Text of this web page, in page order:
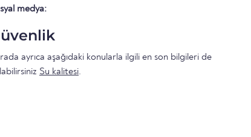
medya:
ayrıca aşağıdaki konularla ilgili en son bilgileri de
Su kalitesi.